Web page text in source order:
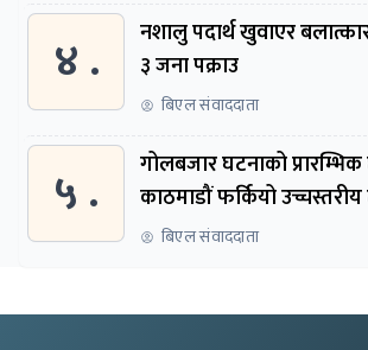
४ .
नशालु पदार्थ खुवाएर
३ जना पक्राउ
बिएल संवाददाता
५ .
गोलबजार घटनाको
काठमाडौं फर्कियो उच्चस्तरीय
बिएल संवाददाता